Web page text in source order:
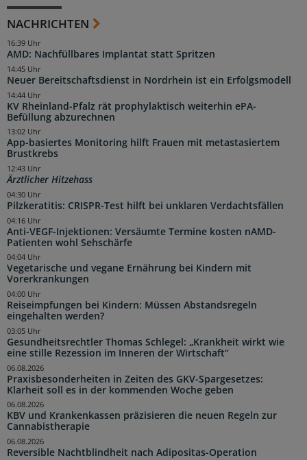
NACHRICHTEN
AMD: Nachfüllbares Implantat statt Spritzen
16:39 Uhr
Neuer Bereitschaftsdienst in Nordrhein ist ein Erfolgsmodell
14:45 Uhr
KV Rheinland-Pfalz rät prophylaktisch weiterhin ePA-
Befüllung abzurechnen
14:44 Uhr
App-basiertes Monitoring hilft Frauen mit metastasiertem
Brustkrebs
13:02 Uhr
Ärztlicher Hitzehass
12:43 Uhr
Pilzkeratitis: CRISPR-Test hilft bei unklaren Verdachtsfällen
04:30 Uhr
Anti-VEGF-Injektionen: Versäumte Termine kosten nAMD-
Patienten wohl Sehschärfe
04:16 Uhr
Vegetarische und vegane Ernährung bei Kindern mit
Vorerkrankungen
04:04 Uhr
Reiseimpfungen bei Kindern: Müssen Abstandsregeln
eingehalten werden?
04:00 Uhr
Gesundheitsrechtler Thomas Schlegel: „Krankheit wirkt wie
eine stille Rezession im Inneren der Wirtschaft“
03:05 Uhr
Praxisbesonderheiten in Zeiten des GKV-Spargesetzes:
Klarheit soll es in der kommenden Woche geben
06.08.2026
KBV und Krankenkassen präzisieren die neuen Regeln zur
Cannabistherapie
06.08.2026
Reversible Nachtblindheit nach Adipositas-Operation
06.08.2026